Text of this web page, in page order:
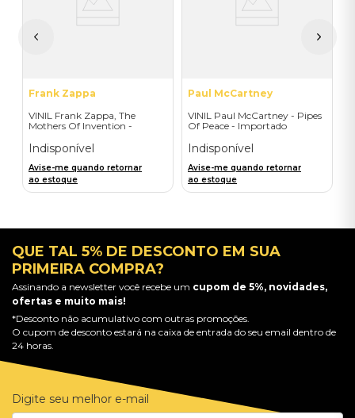
Frank Zappa
VINIL Frank Zappa, The
Mothers Of Invention -
The Mothers - Importado
Indisponível
Avise-me quando retornar
ao estoque
Paul McCartney
VINIL Paul McCartney - Pipes
Of Peace - Importado
Indisponível
Avise-me quando retornar
ao estoque
QUE TAL 5% DE DESCONTO EM SUA
PRIMEIRA COMPRA?
Assinando a newsletter você recebe um cupom de 5%, novidades,
ofertas e muito mais!
*Desconto não acumulativo com outras promoções.
O cupom de desconto estará na caixa de entrada do seu email dentro de
24 horas.
Digite seu melhor e-mail